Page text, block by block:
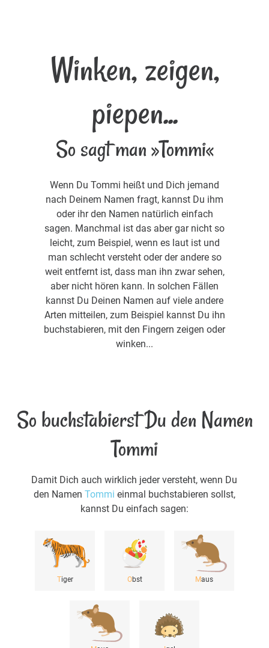
Winken, zeigen,
piepen...
So sagt man »Tommi«
Wenn Du Tommi heißt und Dich jemand
nach Deinem Namen fragt, kannst Du ihm
oder ihr den Namen natürlich einfach
sagen. Manchmal ist das aber gar nicht so
leicht, zum Beispiel, wenn es laut ist und
man schlecht versteht oder der andere so
weit entfernt ist, dass man ihn zwar sehen,
aber nicht hören kann. In solchen Fällen
kannst Du Deinen Namen auf viele andere
Arten mitteilen, zum Beispiel kannst Du ihn
buchstabieren, mit den Fingern zeigen oder
winken...
So buchstabierst Du den Namen
Tommi
Damit Dich auch wirklich jeder versteht, wenn Du
den Namen Tommi einmal buchstabieren sollst,
kannst Du einfach sagen:
Tiger Obst Maus